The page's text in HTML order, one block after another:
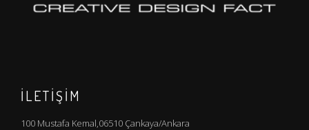
İLETİŞİM
100 Mustafa Kemal,06510 Çankaya/Ankara